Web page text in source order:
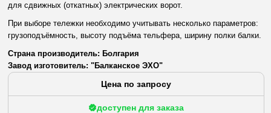
для сдвижных (откатных) электрических ворот.
При выборе тележки необходимо учитывать несколько параметров:
грузоподъёмность, высоту подъёма тельфера, ширину полки балки.
Страна производитель: Болгария
Завод изготовитель: "Балканское ЭХО"
Цена по запросу
доступен для заказа